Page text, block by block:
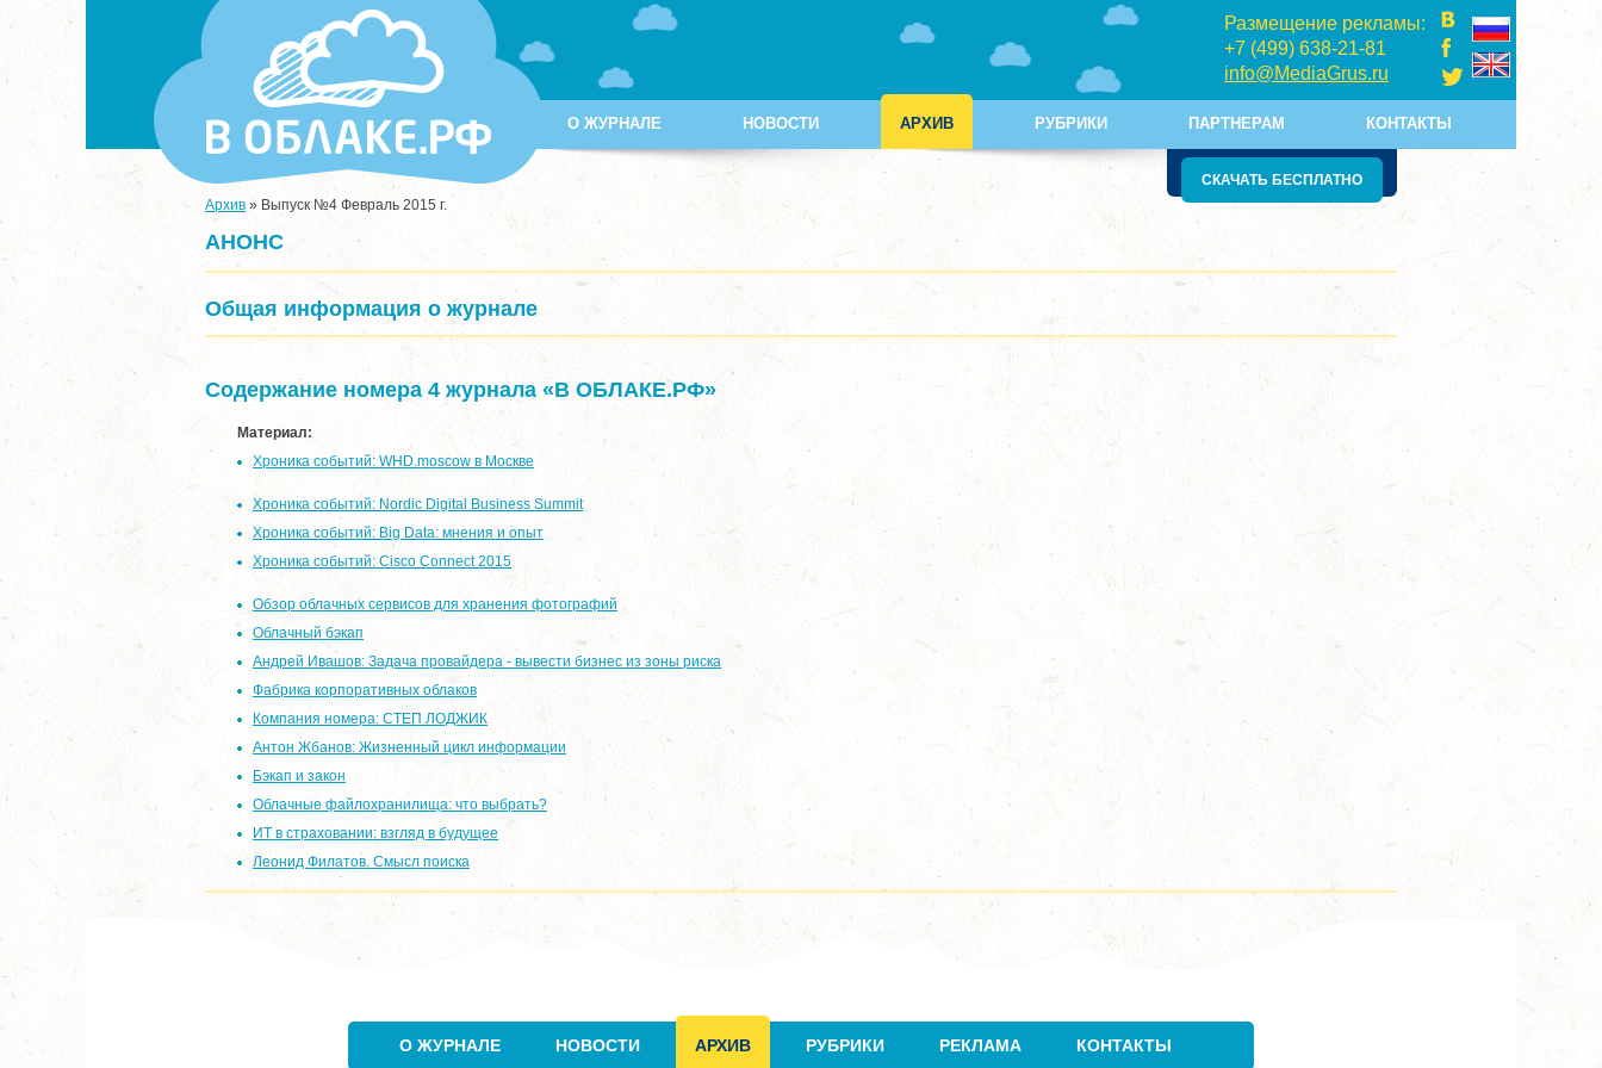
О ЖУРНАЛЕ НОВОСТИ АРХИВ РУБРИКИ ПАРТНЕРАМ КОНТАКТЫ
Размещение рекламы:
+7 (499) 638-21-81
info@MediaGrus.ru
СКАЧАТЬ БЕСПЛАТНО
Архив » Выпуск №4 Февраль 2015 г.
АНОНС
Общая информация о журнале
Содержание номера 4 журнала «В ОБЛАКЕ.РФ»
Материал:
Хроника событий: WHD.moscow в Москве
Хроника событий: Nordic Digital Business Summit
Хроника событий: Big Data: мнения и опыт
Хроника событий: Cisco Connect 2015
Обзор облачных сервисов для хранения фотографий
Облачный бэкап
Андрей Ивашов: Задача провайдера - вывести бизнес из зоны риска
Фабрика корпоративных облаков
Компания номера: СТЕП ЛОДЖИК
Антон Жбанов: Жизненный цикл информации
Бэкап и закон
Облачные файлохранилища: что выбрать?
ИТ в страховании: взгляд в будущее
Леонид Филатов. Смысл поиска
О ЖУРНАЛЕ НОВОСТИ АРХИВ РУБРИКИ РЕКЛАМА КОНТАКТЫ